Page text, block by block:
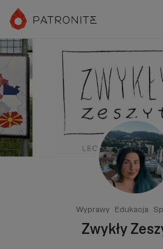
Wyprawy Edukacja
Zwykły